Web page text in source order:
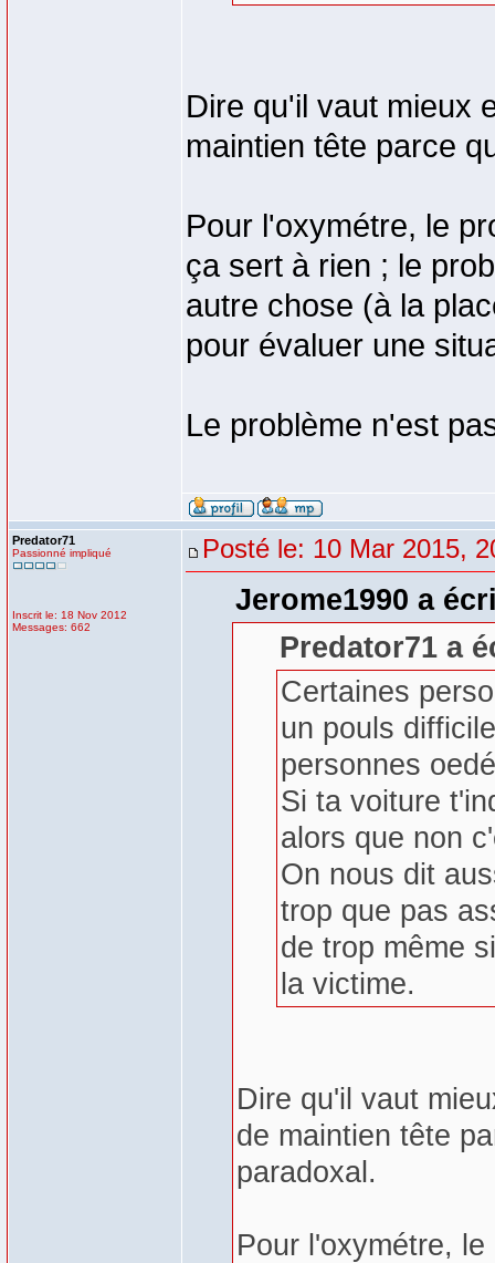
Dire qu'il vaut mieux
maintien tête parce
Pour l'oxymétre, le
ça sert à rien ; le
autre chose (à la
pour évaluer une
Le problème n'est
Predator71
Passionné impliqué
Inscrit le: 18 Nov 2012
Messages: 662
Posté le: 10 Mar 2015,
Jerome1990 a
Predator71 a
Certaines
un pouls
personnes
Si ta voiture
alors que non
On nous dit
trop que pas
de trop même
la victime.
Dire qu'il vaut
de maintien tête
paradoxal.
Pour l'oxymétre,